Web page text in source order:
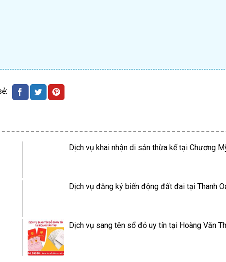
Dịch vụ khai nhận di sản thừa kế tại Chương
Dịch vụ đăng ký biến động đất đai tại Thanh
Dịch vụ sang tên sổ đỏ uy tín tại Hoàng Văn